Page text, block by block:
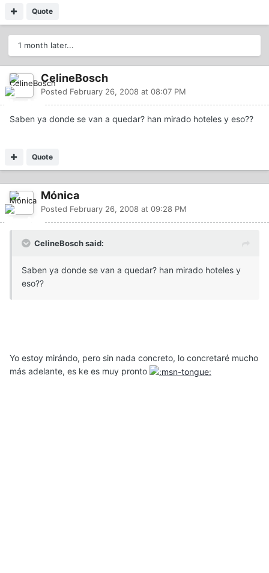
Quote
1 month later...
CelineBosch
Posted February 26, 2008 at 08:07 PM
Saben ya donde se van a quedar? han mirado hoteles y eso??
Quote
Mónica
Posted February 26, 2008 at 09:28 PM
CelineBosch said:
Saben ya donde se van a quedar? han mirado hoteles y
eso??
Yo estoy mirándo, pero sin nada concreto, lo concretaré mucho
más adelante, es ke es muy pronto